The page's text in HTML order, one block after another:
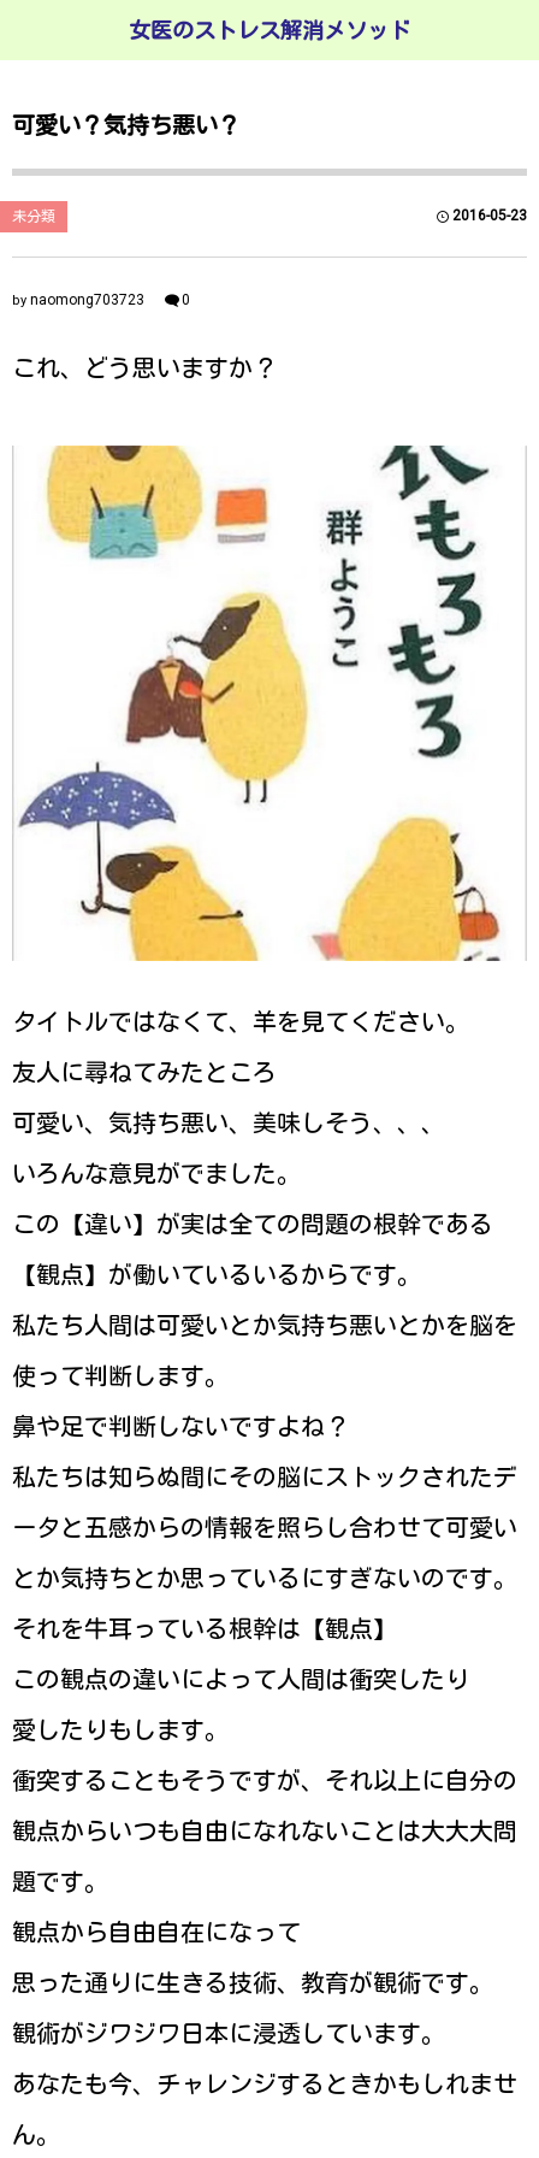
女医のストレス解消メソッド
可愛い？気持ち悪い？
未分類 2016-05-23
by naomong703723 0
これ、どう思いますか？
タイトルではなくて、羊を見てください。
友人に尋ねてみたところ
可愛い、気持ち悪い、美味しそう、、、
いろんな意見がでました。
この【違い】が実は全ての問題の根幹である
【観点】が働いているいるからです。
私たち人間は可愛いとか気持ち悪いとかを脳を
使って判断します。
鼻や足で判断しないですよね？
私たちは知らぬ間にその脳にストックされたデ
ータと五感からの情報を照らし合わせて可愛い
とか気持ちとか思っているにすぎないのです。
それを牛耳っている根幹は【観点】
この観点の違いによって人間は衝突したり
愛したりもします。
衝突することもそうですが、それ以上に自分の
観点からいつも自由になれないことは大大大問
題です。
観点から自由自在になって
思った通りに生きる技術、教育が観術です。
観術がジワジワ日本に浸透しています。
あなたも今、チャレンジするときかもしれませ
ん。